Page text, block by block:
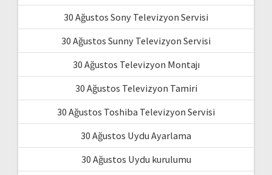
30 Ağustos Sony Televizyon Servisi
30 Ağustos Sunny Televizyon Servisi
30 Ağustos Televizyon Montajı
30 Ağustos Televizyon Tamiri
30 Ağustos Toshiba Televizyon Servisi
30 Ağustos Uydu Ayarlama
30 Ağustos Uydu kurulumu